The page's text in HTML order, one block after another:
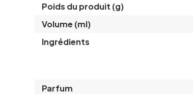
Poids du produit (g)
Volume (ml)
Ingrédients
Parfum